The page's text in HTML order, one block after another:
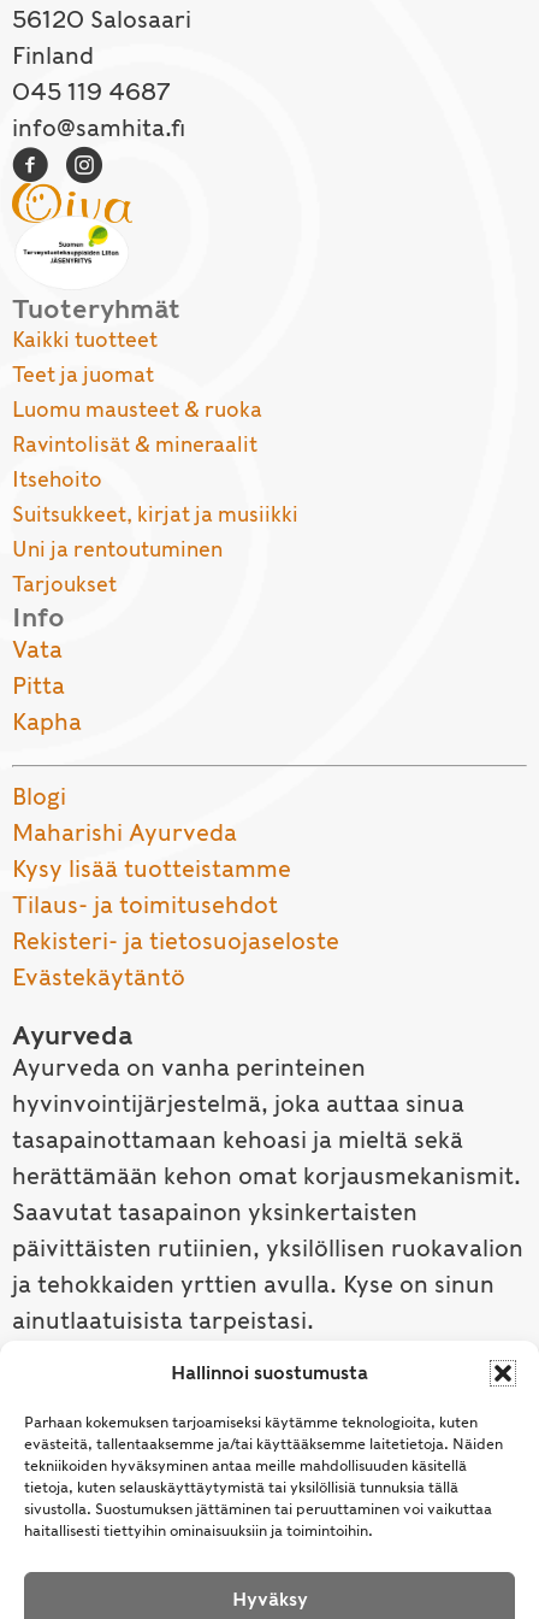
Hallinnoi suostumusta
Parhaan kokemuksen tarjoamiseksi käytämme teknologioita, kuten
evästeitä, tallentaaksemme ja/tai käyttääksemme laitetietoja. Näiden
tekniikoiden hyväksyminen antaa meille mahdollisuuden käsitellä
tietoja, kuten selauskäyttäytymistä tai yksilöllisiä tunnuksia tällä
sivustolla. Suostumuksen jättäminen tai peruuttaminen voi vaikuttaa
haitallisesti tiettyihin ominaisuuksiin ja toimintoihin.
Hyväksy
56120 Salosaari
Finland
045 119 4687
info@samhita.fi
Tuoteryhmät
Kaikki tuotteet
Teet ja juomat
Luomu mausteet & ruoka
Ravintolisät & mineraalit
Itsehoito
Suitsukkeet, kirjat ja musiikki
Uni ja rentoutuminen
Tarjoukset
Info
Vata
Pitta
Kapha
Blogi
Maharishi Ayurveda
Kysy lisää tuotteistamme
Tilaus- ja toimitusehdot
Rekisteri- ja tietosuojaseloste
Evästekäytäntö
Ayurveda
Ayurveda on vanha perinteinen
hyvinvointijärjestelmä, joka auttaa sinua
tasapainottamaan kehoasi ja mieltä sekä
herättämään kehon omat korjausmekanismit.
Saavutat tasapainon yksinkertaisten
päivittäisten rutiinien, yksilöllisen ruokavalion
ja tehokkaiden yrttien avulla. Kyse on sinun
ainutlaatuisista tarpeistasi.
Tutustu ayurvedaan →